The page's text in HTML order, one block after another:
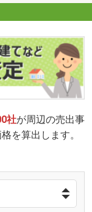
社が周辺の売出事
を算出します。